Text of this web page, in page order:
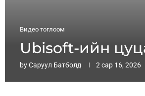
Видео тоглоом
Ubisoft-ийн
byСаруул Батболд 2 сар 16, 2026